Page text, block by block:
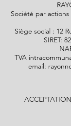
Société par
Siège social : 12
SIRET:
TVA
email: